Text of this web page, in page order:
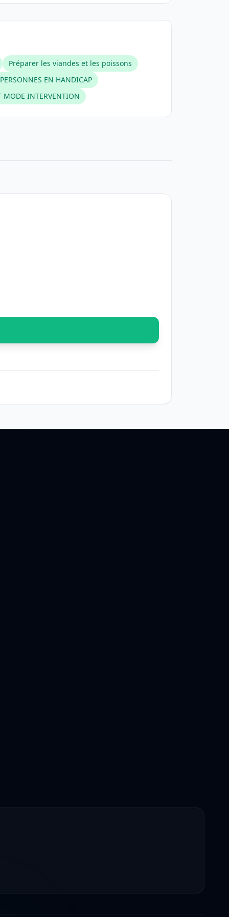
Préparer les viandes et les poissons
EN HANDICAP
MODE INTERVENTION